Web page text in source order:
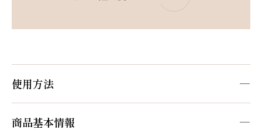
使用方法
商品基本情報